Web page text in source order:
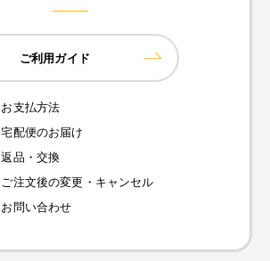
ご利用ガイド
お支払方法
宅配便のお届け
返品・交換
ご注文後の変更・キャンセル
お問い合わせ